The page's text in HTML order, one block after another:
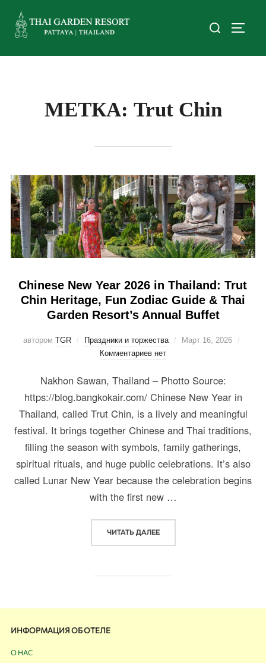
МЕТКА: Trut Chin
Chinese New Year 2026 in Thailand: Trut
Chin Heritage, Fun Zodiac Guide & Thai
Garden Resort’s Annual Buffet
автором TGR Праздники и торжества
Март 16, 2026
Комментариев нет
Nakhon Sawan, Thailand – Photto Source:
https://blog.bangkokair.com/ Chinese New Year in
Thailand, called Trut Chin, is a lively and meaningful
festival. It brings together Chinese and Thai traditions,
filling the season with symbols, family gatherings,
spiritual rituals, and huge public celebrations. It’s also
called Lunar New Year because the celebration begins
with the first new …
ЧИТАТЬ ДАЛЕЕ
ИНФОРМАЦИЯ ОБ ОТЕЛЕ
О НАС